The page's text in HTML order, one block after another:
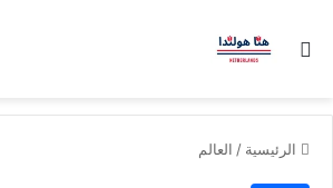
بحث عن
الرئيسية / العالم